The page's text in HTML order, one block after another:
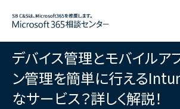
デバイス管理とモバイルア
ン管理を簡単に行える
なサービス？詳しく解説！